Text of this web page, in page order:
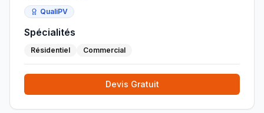
QualiPV
Spécialités
Résidentiel Commercial
Devis Gratuit